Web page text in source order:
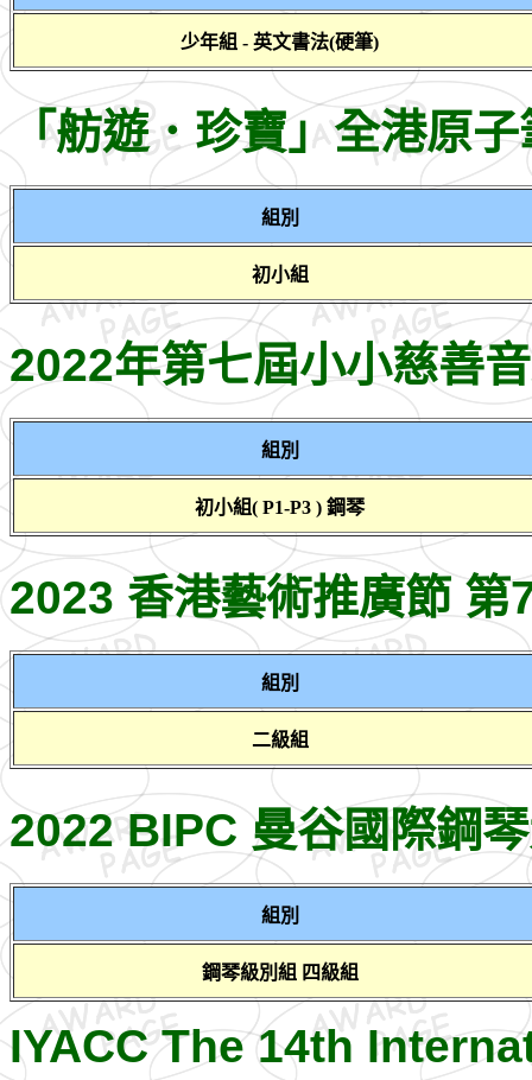
少年組 - 英文書法(硬筆)
「舫遊．珍寶」全港原
組別
初小組
2022年第七屆小小慈善
組別
初小組( P1-P3 ) 鋼琴
2023 香港藝術推廣節 第
組別
二級組
2022 BIPC 曼谷國際鋼
組別
鋼琴級別組 四級組
IYACC The 14th